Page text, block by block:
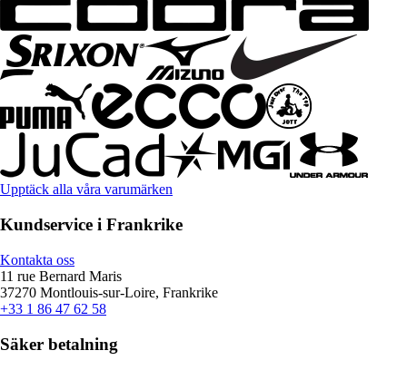
Upptäck alla våra varumärken
Kundservice i Frankrike
Kontakta oss
11 rue Bernard Maris
37270 Montlouis-sur-Loire, Frankrike
+33 1 86 47 62 58
Säker betalning